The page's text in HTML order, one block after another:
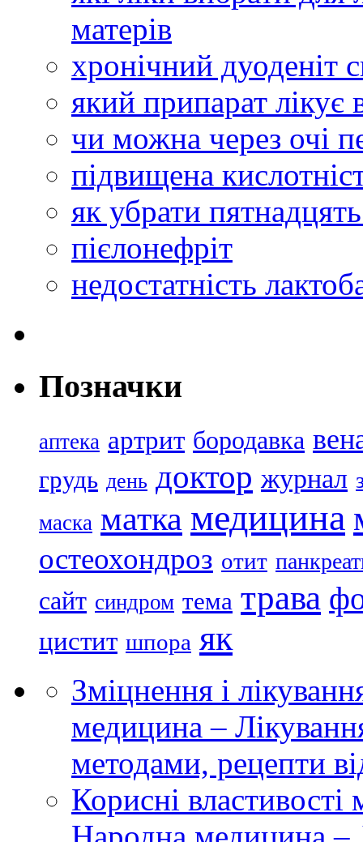
матерів
хронічний дуоденіт
який припарат лікує
чи можна через очі
підвищена
як убрати
пієлонефріт
недостатність
Позначки
аптека артрит бородавка
грудь день доктор журнал
маска матка медицина
остеохондроз отит
сайт синдром тема трава
цистит шпора як
Зміцнення і
медицина –
методами, рецепти
Корисні